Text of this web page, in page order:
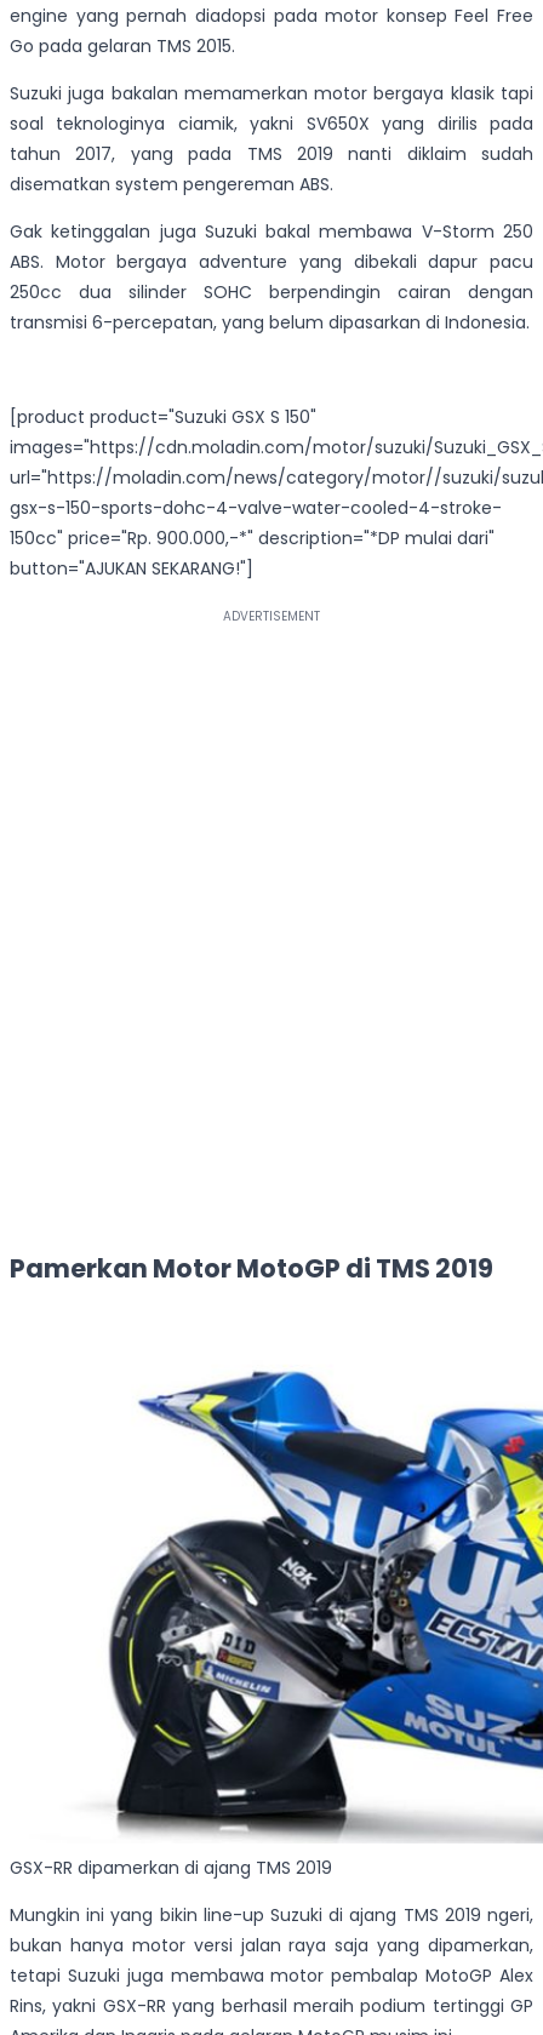
engine yang pernah diadopsi pada motor konsep Feel Free
Go pada gelaran TMS 2015.
Suzuki juga bakalan memamerkan motor bergaya klasik tapi
soal teknologinya ciamik, yakni SV650X yang dirilis pada
tahun 2017, yang pada TMS 2019 nanti diklaim sudah
disematkan system pengereman ABS.
Gak ketinggalan juga Suzuki bakal membawa V-Storm 250
ABS. Motor bergaya adventure yang dibekali dapur pacu
250cc dua silinder SOHC berpendingin cairan dengan
transmisi 6-percepatan, yang belum dipasarkan di Indonesia.
[product product="Suzuki GSX S 150"
images="https://cdn.moladin.com/motor/suzuki/
url="https://moladin.com/news/category/motor//suzuki/
gsx-s-150-sports-dohc-4-valve-water-cooled-4-stroke-
150cc" price="Rp. 900.000,-*" description="*DP mulai dari"
button="AJUKAN SEKARANG!"]
Pamerkan Motor MotoGP di TMS 2019
GSX-RR dipamerkan di ajang TMS 2019
Mungkin ini yang bikin line-up Suzuki di ajang TMS 2019 ngeri,
bukan hanya motor versi jalan raya saja yang dipamerkan,
tetapi Suzuki juga membawa motor pembalap MotoGP Alex
Rins, yakni GSX-RR yang berhasil meraih podium tertinggi GP